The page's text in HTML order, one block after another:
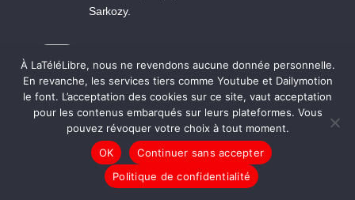
Sarkozy.
de belles images sur ce qui nous attend ?????
voici m6 bordeaux !!!
http://www.m6info.fr/html/m6_infos/lesix.php?
cp=33000#
04/05/2007 23:24 - Jemal Alhurn
À LaTéléLibre, nous ne revendons aucune donnée personnelle.
En revanche, les services tiers comme Youtube et Dailymotion
le font. L’acceptation des cookies sur ce site, vaut acceptation
pour les contenus embarqués sur leurs plateformes. Vous
pouvez révoquer votre choix à tout moment.
OK
Continuer sans accepter
Politique de confidentialité